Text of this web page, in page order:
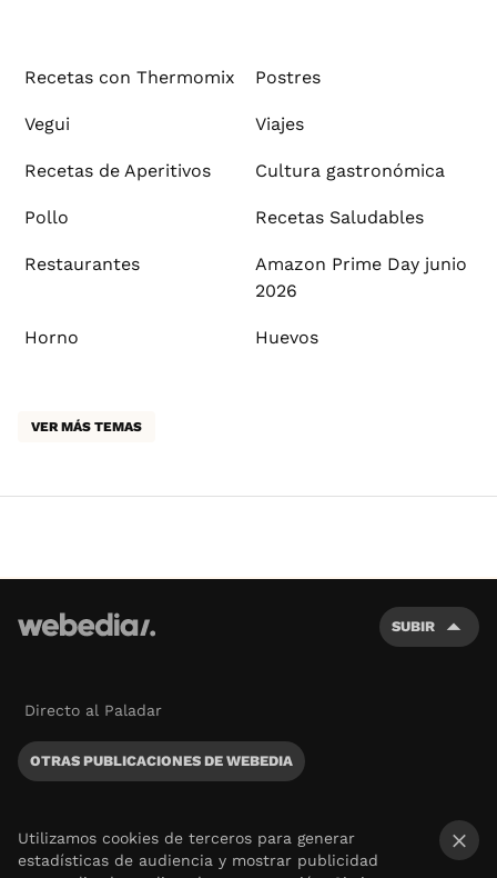
Recetas con Thermomix Postres
Vegui Viajes
Recetas de Aperitivos Cultura gastronómica
Pollo Recetas Saludables
Restaurantes
Amazon Prime Day junio
2026
Horno Huevos
VER MÁS TEMAS
SUBIR
Directo al Paladar
OTRAS PUBLICACIONES DE WEBEDIA
Utilizamos cookies de terceros para generar
estadísticas de audiencia y mostrar publicidad